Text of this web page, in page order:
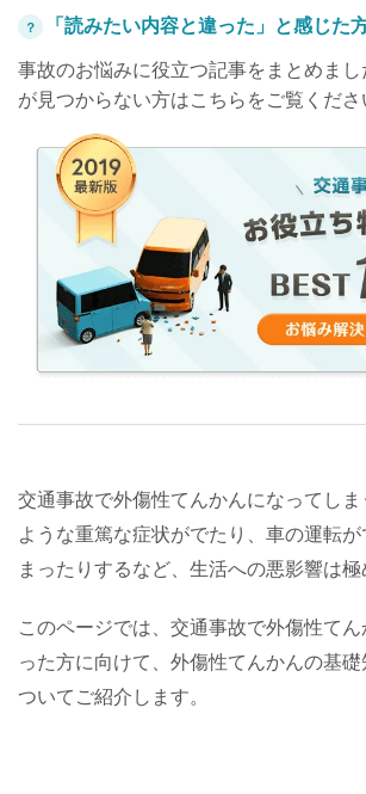
？ 「読みたい内容と違った」と感じた
事故のお悩みに役立つ記事をまとめま
が見つからない方はこちらをご覧くださ
交通事故で外傷性てんかんになってし
ような重篤な症状がでたり、車の運転
まったりするなど、生活への悪影響は極
このページでは、交通事故で外傷性てん
った方に向けて、外傷性てんかんの基
ついてご紹介します。